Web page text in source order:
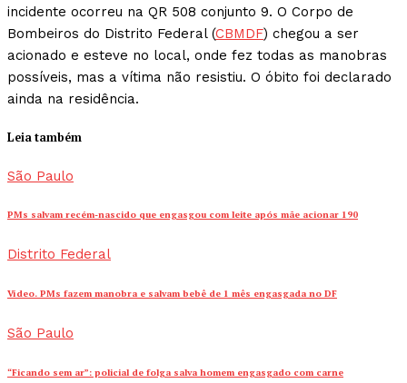
incidente ocorreu na QR 508 conjunto 9. O Corpo de
Bombeiros do Distrito Federal (CBMDF) chegou a ser
acionado e esteve no local, onde fez todas as manobras
possíveis, mas a vítima não resistiu. O óbito foi declarado
ainda na residência.
Leia também
São Paulo
PMs salvam recém-nascido que engasgou com leite após mãe acionar 190
Distrito Federal
Vídeo. PMs fazem manobra e salvam bebê de 1 mês engasgada no DF
São Paulo
“Ficando sem ar”: policial de folga salva homem engasgado com carne